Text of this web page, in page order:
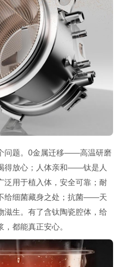
问题。0金属迁移——高温研磨
得放心；人体亲和——钛是人
泛用于植入体，安全可靠；耐
给细菌藏身之处；抗菌——天
滋生。有了含钛陶瓷腔体，给
都能真正安心。